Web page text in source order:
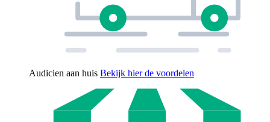
Audicien aan huis Bekijk hier de voordelen